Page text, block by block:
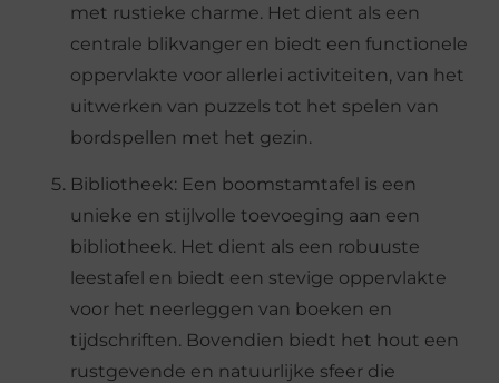
met rustieke charme. Het dient als een
centrale blikvanger en biedt een functionele
oppervlakte voor allerlei activiteiten, van het
uitwerken van puzzels tot het spelen van
bordspellen met het gezin.
Bibliotheek: Een boomstamtafel is een
unieke en stijlvolle toevoeging aan een
bibliotheek. Het dient als een robuuste
leestafel en biedt een stevige oppervlakte
voor het neerleggen van boeken en
tijdschriften. Bovendien biedt het hout een
rustgevende en natuurlijke sfeer die